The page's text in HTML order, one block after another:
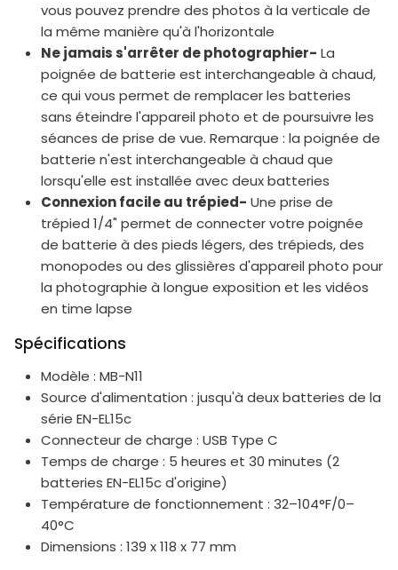
vous pouvez prendre des photos à la verticale de
la même manière qu'à l'horizontale
Ne jamais s'arrêter de photographier- La
poignée de batterie est interchangeable à chaud,
ce qui vous permet de remplacer les batteries
sans éteindre l'appareil photo et de poursuivre les
séances de prise de vue. Remarque : la poignée de
batterie n'est interchangeable à chaud que
lorsqu'elle est installée avec deux batteries
Connexion facile au trépied- Une prise de
trépied 1/4" permet de connecter votre poignée
de batterie à des pieds légers, des trépieds, des
monopodes ou des glissières d'appareil photo pour
la photographie à longue exposition et les vidéos
en time lapse
Spécifications
Modèle : MB-N11
Source d'alimentation : jusqu'à deux batteries de la
série EN-EL15c
Connecteur de charge : USB Type C
Temps de charge : 5 heures et 30 minutes (2
batteries EN-EL15c d'origine)
Température de fonctionnement : 32–104°F/0–
40°C
Dimensions : 139 x 118 x 77 mm